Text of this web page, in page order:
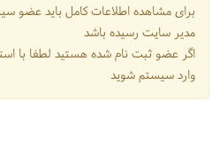
برای مشاهده اطلاعات کامل باید عضو
مدیر سایت رسیده باشد
اگر عضو ثبت نام شده هستید لطفا با
وارد سیستم شوید